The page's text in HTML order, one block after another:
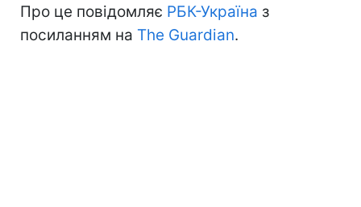
Про це повідомляє РБК-Україна з
посиланням на The Guardian.